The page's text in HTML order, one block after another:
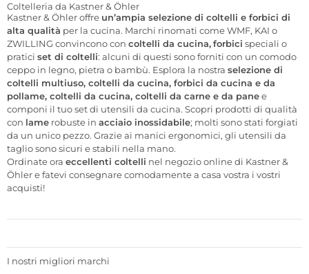
Coltelleria da Kastner & Öhler
Kastner & Öhler offre un’ampia selezione di coltelli e forbici di
alta qualità per la cucina. Marchi rinomati come WMF, KAI o
ZWILLING convincono con coltelli da cucina,forbici speciali o
pratici set di coltelli: alcuni di questi sono forniti con un comodo
ceppo in legno, pietra o bambù. Esplora la nostra selezione di
coltelli multiuso, coltelli da cucina, forbici da cucina e da
pollame, coltelli da cucina, coltelli da carne e da panee
componi il tuo set di utensili da cucina. Scopri prodotti di qualità
con lame robuste in acciaio inossidabile; molti sono stati forgiati
da un unico pezzo. Grazie ai manici ergonomici, gli utensili da
taglio sono sicuri e stabili nella mano.
Ordinate ora eccellenti coltelli nel negozio online di Kastner &
Öhler e fatevi consegnare comodamente a casa vostra i vostri
acquisti!
I nostri migliori marchi